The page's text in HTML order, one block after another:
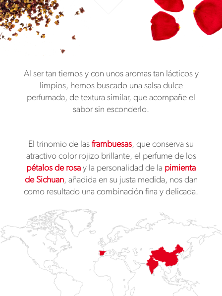
Al ser tan tiernos y con unos aromas tan lácticos y
limpios, hemos buscado una salsa dulce
perfumada, de textura similar, que acompañe el
sabor sin esconderlo.
El trinomio de lasframbuesas, que conserva su
atractivo color rojizo brillante, el perfume de los
pétalos de rosay la personalidad de la pimienta
de Sichuan, añadida en su justa medida, nos dan
como resultado una combinación fina y delicada.